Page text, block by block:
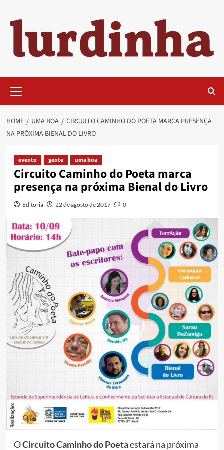
content
Menu
HOME UMA BOA
CIRCUITO CAMINHO DO POETA MARCA PRESENÇA
NA PRÓXIMA BIENAL DO LIVRO
evento gente uma boa
Circuito Caminho do Poeta marca
presença na próxima Bienal do Livro
Editoria 22 de agosto de 2017 0
OCircuito Caminho do Poetaestará na próxima